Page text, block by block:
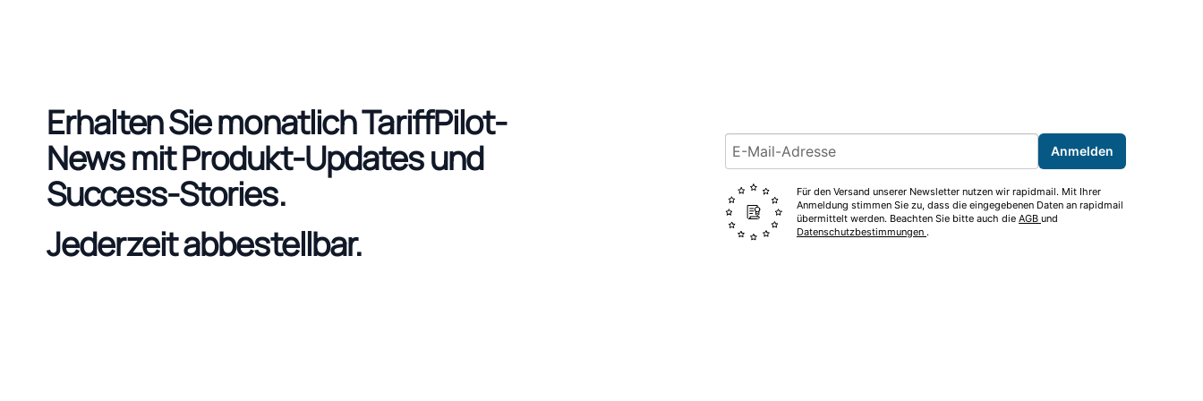
Erhalten Sie monatlich TariffPilot-
News mit Produkt-Updates und
Success-Stories.
Jederzeit abbestellbar.
Email address Anmelden
Für den Versand unserer Newsletter nutzen wir rapidmail. Mit Ihrer
Anmeldung stimmen Sie zu, dass die eingegebenen Daten an rapidmail
übermittelt werden. Beachten Sie bitte auch die AGB und
Datenschutzbestimmungen .